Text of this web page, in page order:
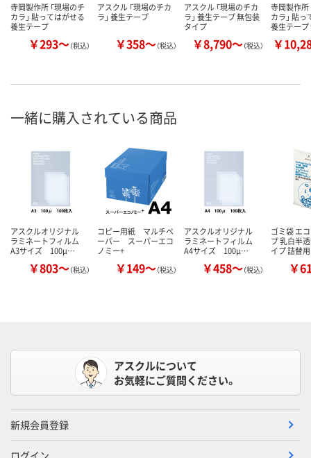
寺岡製作所 「現場のチ
カラ」 貼ってはがせる
養生テープ
￥293～（税込）
アスクル 「現場のチカ
ラ」 養生テープ
￥358～（税込）
アスクル 「現場のチカ
ラ」 養生テープ 無包装
タイプ
￥8,790～（税込）
寺岡製作所
カラ」 貼
養生テー
￥
一緒に購入されている商品
アスクルオリジナル
ラミネートフィルム
A3サイズ 100μ…
￥803～（税込）
コピー用紙 マルチペ
ーパー スーパーエコ
ノミー+
￥149～（税込）
アスクルオリジナル
ラミネートフィルム
A4サイズ 100μ…
￥458～（税込）
ゴミ袋 エ
プ 乳白半
イプ 詰替
￥
アスクルについて
お気軽にご質問ください。
新規会員登録
ログイン